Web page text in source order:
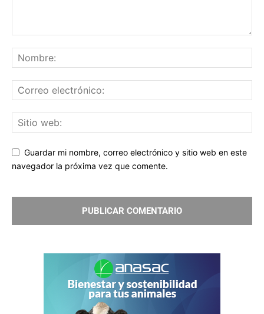
Guardar mi nombre, correo electrónico y sitio web en este
navegador la próxima vez que comente.